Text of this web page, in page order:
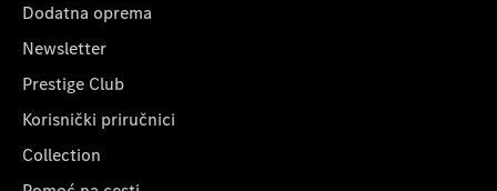
Dodatna oprema
Newsletter
Prestige Club
Korisnički priručnici
Collection